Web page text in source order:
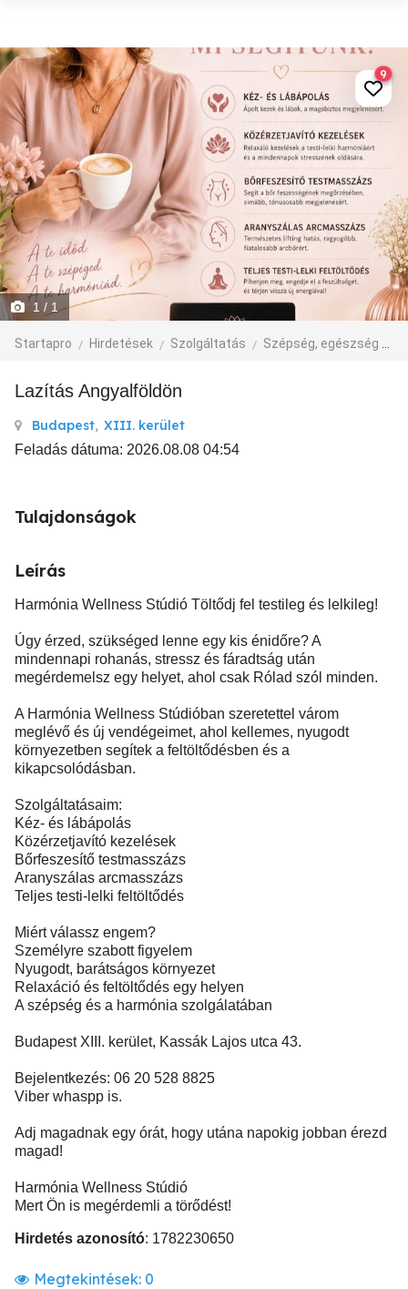
1 / 1
Startapro Hirdetések Szolgáltatás Szépség, egészség
9
Lazítás Angyalföldön
Budapest, XIII. kerület
Feladás dátuma: 2026.08.08 04:54
Tulajdonságok
Leírás
Harmónia Wellness Stúdió Töltődj fel testileg és lelkileg!
Úgy érzed, szükséged lenne egy kis énidőre? A
mindennapi rohanás, stressz és fáradtság után
megérdemelsz egy helyet, ahol csak Rólad szól minden.
A Harmónia Wellness Stúdióban szeretettel várom
meglévő és új vendégeimet, ahol kellemes, nyugodt
környezetben segítek a feltöltődésben és a
kikapcsolódásban.
Szolgáltatásaim:
Kéz- és lábápolás
Közérzetjavító kezelések
Bőrfeszesítő testmasszázs
Aranyszálas arcmasszázs
Teljes testi-lelki feltöltődés
Miért válassz engem?
Személyre szabott figyelem
Nyugodt, barátságos környezet
Relaxáció és feltöltődés egy helyen
A szépség és a harmónia szolgálatában
Budapest XIII. kerület, Kassák Lajos utca 43.
Bejelentkezés: 06 20 528 8825
Viber whaspp is.
Adj magadnak egy órát, hogy utána napokig jobban érezd
magad!
Harmónia Wellness Stúdió
Mert Ön is megérdemli a törődést!
Hirdetés azonosító: 1782230650
Megtekintések: 0